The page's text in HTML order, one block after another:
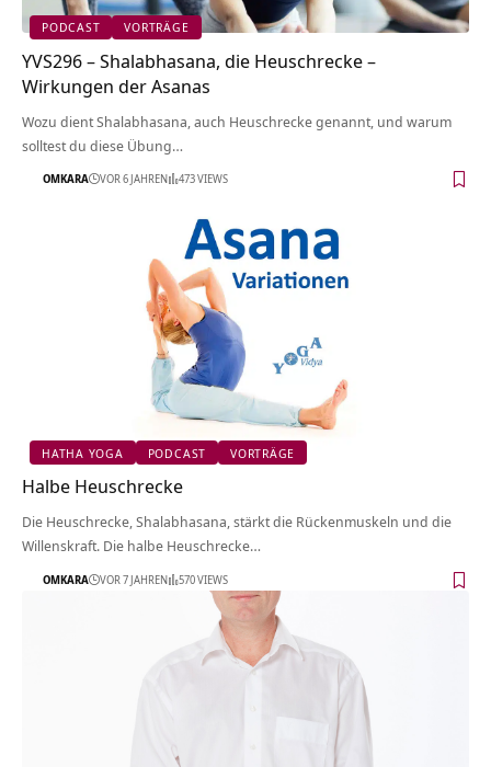
PODCAST VORTRÄGE
YVS296 – Shalabhasana, die Heuschrecke –
Wirkungen der Asanas
Wozu dient Shalabhasana, auch Heuschrecke genannt, und warum
solltest du diese Übung…
OMKARA VOR 6 JAHREN 473 VIEWS
HATHA YOGA PODCAST VORTRÄGE
Halbe Heuschrecke
Die Heuschrecke, Shalabhasana, stärkt die Rückenmuskeln und die
Willenskraft. Die halbe Heuschrecke…
OMKARA VOR 7 JAHREN 570 VIEWS